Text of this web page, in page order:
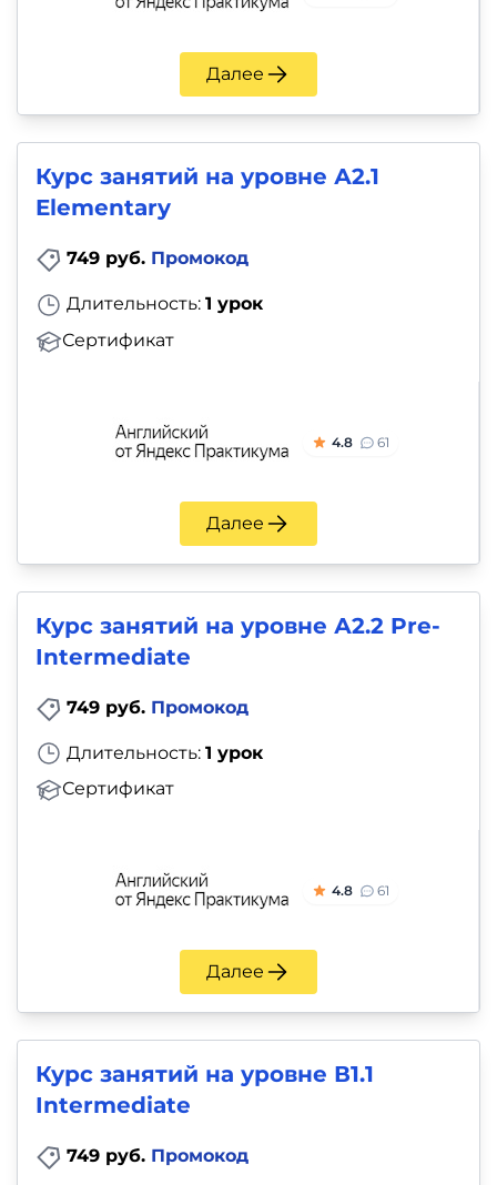
Далее
Курс занятий на уровне А2.1
Elementary
749 руб. Промокод
Длительность: 1 урок
Сертификат
4.8 61
Далее
Курс занятий на уровне А2.2 Pre-
Intermediate
749 руб. Промокод
Длительность: 1 урок
Сертификат
4.8 61
Далее
Курс занятий на уровне В1.1
Intermediate
749 руб. Промокод